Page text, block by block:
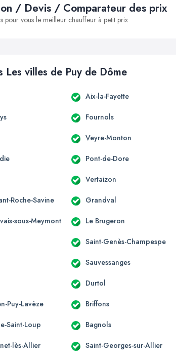
/ Devis / Comparateur des prix
pour vous le meilleur chauffeur à petit prix
Les villes de Puy de Dôme
Aix-la-Fayette
Fournols
Veyre-Monton
Pont-de-Dore
Vertaizon
Roche-Savine Grandval
sous-Meymont Le Brugeron
Saint-Genès-Champespe
Sauvessanges
Durtol
Puy-Lavèze Briffons
Saint-Loup Bagnols
lès-Allier Saint-Georges-sur-Allier